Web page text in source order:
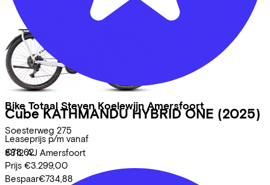
Bike Totaal Steven Koelewijn Amersfoort
Soesterweg 275
3812 AJ Amersfoort
Cube KATHMANDU HYBRID ONE (2025)
Leaseprijs p/m vanaf
€78,62
Prijs €3.299,00
Bespaar€734,88